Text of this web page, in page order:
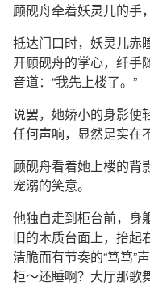
顾砚舟牵着妖灵儿的手
抵达门口时，妖灵儿赤
开顾砚舟的掌心，纤手
音道：“我先上楼了。”
说罢，她娇小的身影便
任何声响，显然是实在
顾砚舟看着她上楼的背
宠溺的笑意。
他独自走到柜台前，身
旧的木质台面上，抬起
清脆而有节奏的“笃笃”
柜～还睡啊？大厅那歌